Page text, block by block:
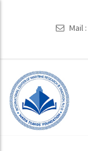
Mail :